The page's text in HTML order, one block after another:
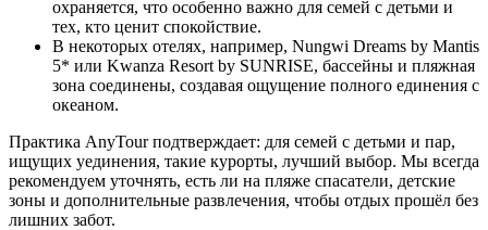
охраняется, что особенно важно для семей с детьми и
тех, кто ценит спокойствие.
В некоторых отелях, например, Nungwi Dreams by Mantis
5* или Kwanza Resort by SUNRISE, бассейны и пляжная
зона соединены, создавая ощущение полного единения с
океаном.
Практика AnyTour подтверждает: для семей с детьми и пар,
ищущих уединения, такие курорты, лучший выбор. Мы всегда
рекомендуем уточнять, есть ли на пляже спасатели, детские
зоны и дополнительные развлечения, чтобы отдых прошёл без
лишних забот.